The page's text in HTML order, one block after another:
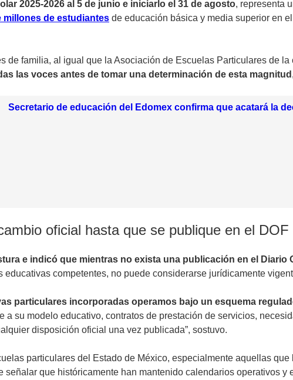
2025-2026 al 5 de junio e iniciarlo el 31 de agosto, representa
millones de estudiantes de educación básica y media superior en
de familia, al igual que la Asociación de Escuelas Particulares de
las voces antes de tomar una determinación de esta magnitud
Secretario de educación del Edomex confirma que acatará la
oficial hasta que se publique en el DOF
e indicó que mientras no exista una publicación en el Diario
competentes, no puede considerarse jurídicamente
particulares incorporadas operamos bajo un esquema
a su modelo educativo, contratos de prestación de servicios,
disposición oficial una vez publicada”, sostuvo.
particulares del Estado de México, especialmente aquellas
señalar que históricamente han mantenido calendarios operativos